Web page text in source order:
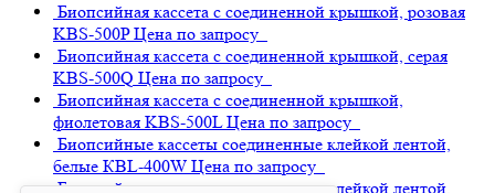
Биопсийная кассета с соединенной крышкой, розовая
KBS-500P Цена по запросу
Биопсийная кассета с соединенной крышкой, серая
KBS-500Q Цена по запросу
Биопсийная кассета с соединенной крышкой,
фиолетовая KBS-500L Цена по запросу
Биопсийные кассеты соединенные клейкой лентой,
белые КВL-400W Цена по запросу
Биопсийные кассеты соединенные клейкой лентой,